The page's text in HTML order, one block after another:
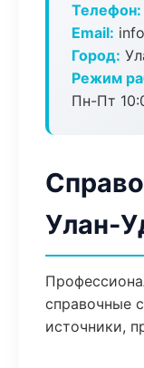
Телефон:
Email:
Город:
Режим
Пн-Пт
Улан-
справочные
источники,